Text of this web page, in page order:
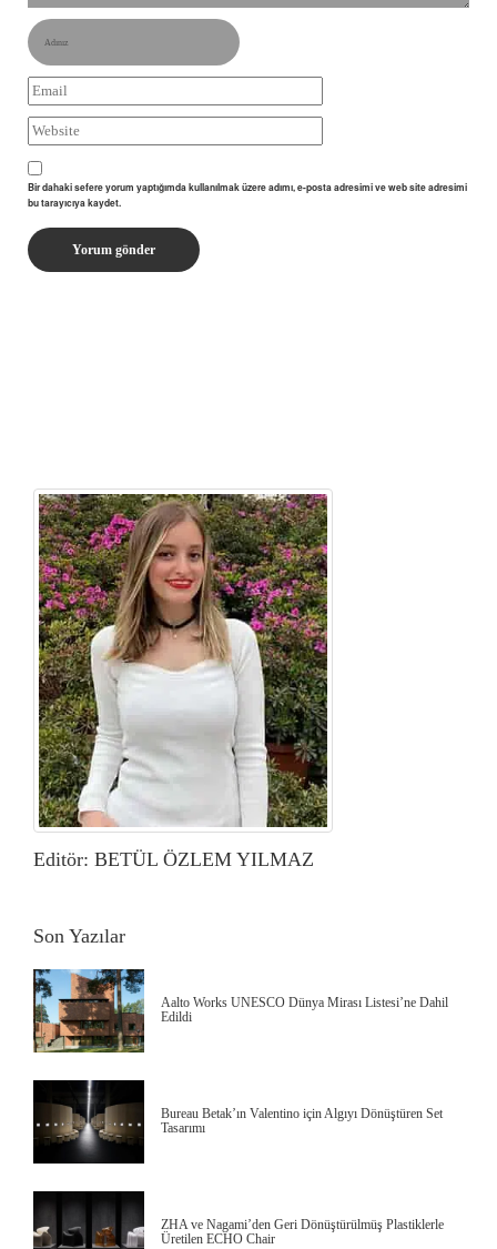
Bir dahaki sefere yorum yaptığımda kullanılmak üzere adımı, e-posta adresimi ve web site adresimi
bu tarayıcıya kaydet.
Editör: BETÜL ÖZLEM YILMAZ
Son Yazılar
Aalto Works UNESCO Dünya Mirası Listesi’ne Dahil
Edildi
Bureau Betak’ın Valentino için Algıyı Dönüştüren Set
Tasarımı
ZHA ve Nagami’den Geri Dönüştürülmüş Plastiklerle
Üretilen ECHO Chair